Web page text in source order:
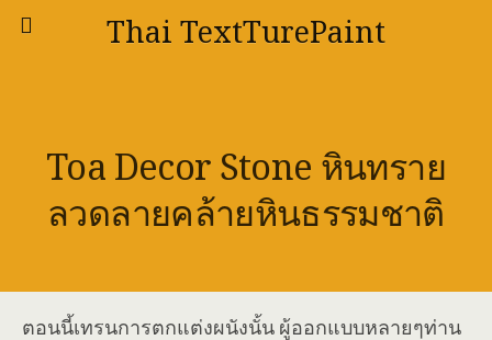
Thai TextTurePaint
Toa Decor Stone หินทราย
ลวดลายคล้ายหินธรรมชาติ
ตอนนี้เทรนการตกแต่งผนังนั้น ผู้ออกแบบหลายๆท่าน